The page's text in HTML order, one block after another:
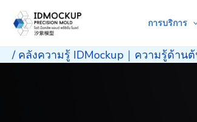
Skip
content
การบริการ
/ คลังความรู้ IDMockup｜ความรู้ด้าน